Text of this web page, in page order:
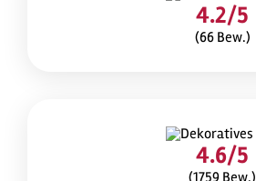
4.2/5
(66 Bew.)
4.6/5
(1759 Bew.)